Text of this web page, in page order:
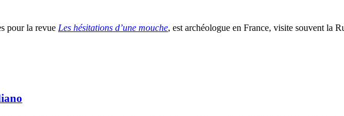
pour la revue Les hésitations d’une mouche, est archéologue en France, visite souvent la